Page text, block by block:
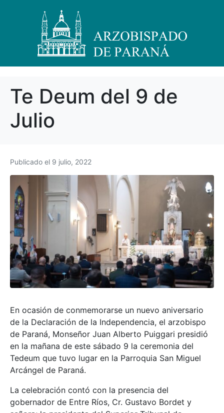
Te Deum del 9 de
Julio
Publicado el 9 julio, 2022
En ocasión de conmemorarse un nuevo aniversario
de la Declaración de la Independencia, el arzobispo
de Paraná, Monseñor Juan Alberto Puiggari presidió
en la mañana de este sábado 9 la ceremonia del
Tedeum que tuvo lugar en la Parroquia San Miguel
Arcángel de Paraná.
La celebración contó con la presencia del
gobernador de Entre Ríos, Cr. Gustavo Bordet y